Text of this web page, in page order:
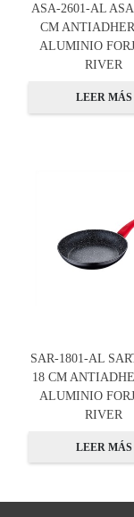
ASA-2601-AL
CM
ALUMINIO
RIVER
LEER MÁS
SAR-1801-AL
18 CM
ALUMINIO
RIVER
LEER MÁS